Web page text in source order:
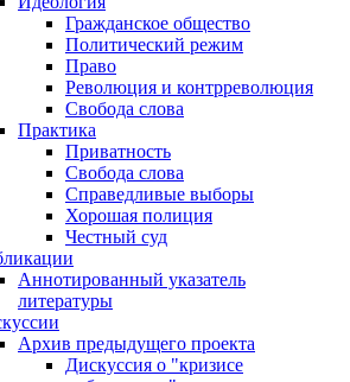
Гражданское общество
Политический режим
Право
Революция и контрреволюция
Свобода слова
Практика
Приватность
Свобода слова
Справедливые выборы
Хорошая полиция
Честный суд
Аннотированный указатель
литературы
Архив предыдущего проекта
Дискуссия о "кризисе